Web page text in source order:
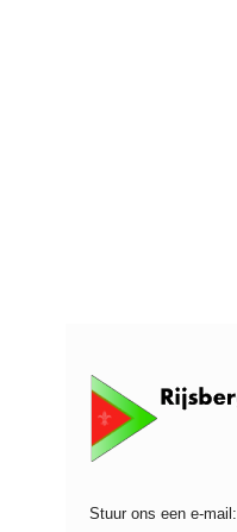
Stuur ons een e-mail: